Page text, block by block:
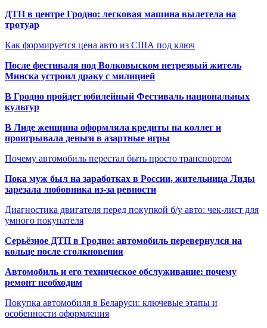
ДТП в центре Гродно: легковая машина вылетела на
тротуар
Как формируется цена авто из США под ключ
После фестиваля под Волковыском нетрезвый житель
Минска устроил драку с милицией
В Гродно пройдет юбилейный Фестиваль национальных
культур
В Лиде женщина оформляла кредиты на коллег и
проигрывала деньги в азартные игры
Почему автомобиль перестал быть просто транспортом
Пока муж был на заработках в России, жительница Лиды
зарезала любовника из-за ревности
Диагностика двигателя перед покупкой б/у авто: чек-лист для
умного покупателя
Серьёзное ДТП в Гродно: автомобиль перевернулся на
кольце после столкновения
Автомобиль и его техническое обслуживание: почему
ремонт необходим
Покупка автомобиля в Беларуси: ключевые этапы и
особенности оформления